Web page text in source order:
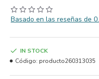
Basado en las reseñas de 0.
IN STOCK
Código: producto260313035